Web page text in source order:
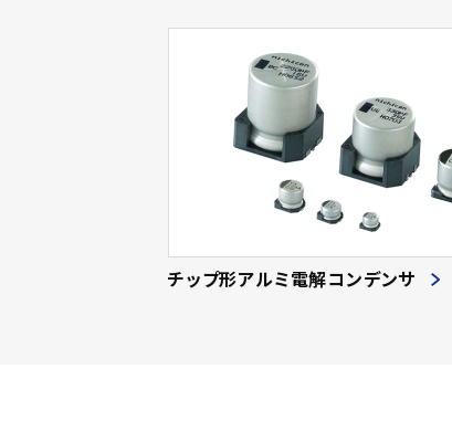
チップ形アルミ電解コンデンサ